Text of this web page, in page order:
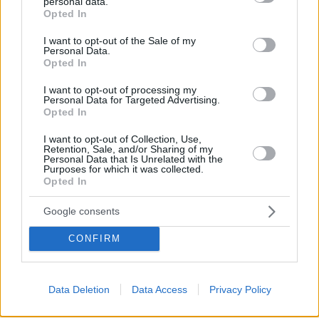
grant or deny consent to Google and its third-party tags to
use your data for below specified purposes in below Google
consent section.
Opted In
I want to opt-out of the Sale of my
Personal Data.
Opted In
I want to opt-out of processing my
Personal Data for Targeted Advertising.
Opted In
I want to opt-out of Collection, Use,
Retention, Sale, and/or Sharing of my
Personal Data that Is Unrelated with the
Purposes for which it was collected.
Opted In
Google consents
CONFIRM
Data Deletion Data Access Privacy Policy
ΤΑ ΠΙΟ ΔΗΜΟΦΙΛΗ